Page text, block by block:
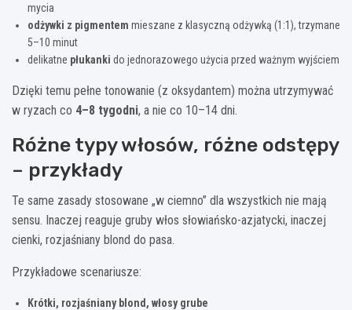
mycia
odżywki z pigmentem mieszane z klasyczną odżywką (1:1), trzymane
5–10 minut
delikatne płukanki do jednorazowego użycia przed ważnym wyjściem
Dzięki temu pełne tonowanie (z oksydantem) można utrzymywać
w ryzach co 4–8 tygodni, a nie co 10–14 dni.
Różne typy włosów, różne odstępy
– przykłady
Te same zasady stosowane „w ciemno” dla wszystkich nie mają
sensu. Inaczej reaguje gruby włos słowiańsko-azjatycki, inaczej
cienki, rozjaśniany blond do pasa.
Przykładowe scenariusze:
Krótki, rozjaśniany blond, włosy grube